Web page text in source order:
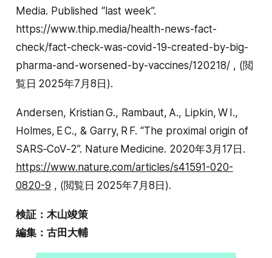
Media. Published “last week”.
https://www.thip.media/health-news-fact-
check/fact-check-was-covid-19-created-by-big-
pharma-and-worsened-by-vaccines/120218/ , (閲
覧日 2025年7月8日).
Andersen, Kristian G., Rambaut, A., Lipkin, W I.,
Holmes, E C., & Garry, R F. “The proximal origin of
SARS‑CoV‑2”. Nature Medicine. 2020年3月17日.
https://www.nature.com/articles/s41591-020-
0820-9 , (閲覧日 2025年7月8日).
検証：木山竣策
編集：古田大輔